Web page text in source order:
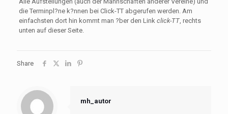
die Terminpl?ne k?nnen bei Click-TT abgerufen werden. Am
einfachsten dort hin kommt man ?ber den Link click-TT, rechts
unten auf dieser Seite.
Share
mh_autor